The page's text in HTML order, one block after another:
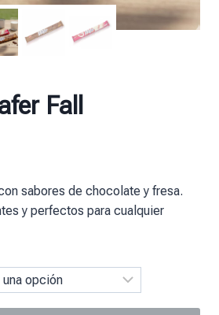
Fall
sabores de chocolate y fresa.
y perfectos para cualquier